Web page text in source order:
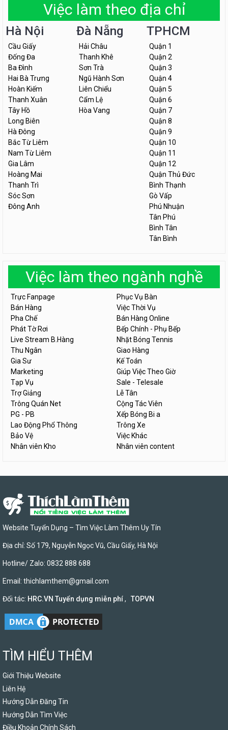
Việc làm theo địa chỉ
Hà Nội
Cầu Giấy
Đống Đa
Ba Đình
Hai Bà Trưng
Hoàn Kiếm
Thanh Xuân
Tây Hồ
Long Biên
Hà Đông
Bắc Từ Liêm
Nam Từ Liêm
Gia Lâm
Hoàng Mai
Thanh Trì
Sóc Sơn
Đông Anh
Đà Nẵng
Hải Châu
Thanh Khê
Sơn Trà
Ngũ Hành Sơn
Liên Chiểu
Cẩm Lệ
Hòa Vang
TPHCM
Quận 1
Quận 2
Quận 3
Quận 4
Quận 5
Quận 6
Quận 7
Quận 8
Quận 9
Quận 10
Quận 11
Quận 12
Quận Thủ Đức
Bình Thạnh
Gò Vấp
Phú Nhuận
Tân Phú
Bình Tân
Tân Bình
Việc làm theo ngành nghề
Trực Fanpage
Phục Vụ Bàn
Bán Hàng
Việc Thời Vụ
Pha Chế
Bán Hàng Online
Phát Tờ Rơi
Bếp Chính - Phụ Bếp
Live Stream B.Hàng
Nhặt Bóng Tennis
Thu Ngân
Giao Hàng
Gia Sư
Kế Toán
Marketing
Giúp Việc Theo Giờ
Tạp Vụ
Sale - Telesale
Trợ Giảng
Lễ Tân
Trông Quán Net
Cộng Tác Viên
PG - PB
Xếp Bóng Bi a
Lao Động Phổ Thông
Trông Xe
Bảo Vệ
Việc Khác
Nhân viên Kho
Nhân viên content
Website Tuyển Dụng – Tìm Việc Làm Thêm Uy Tín
Địa chỉ: Số 179, Nguyễn Ngọc Vũ, Cầu Giấy, Hà Nội
Hotline/ Zalo: 0832 888 688
Email: thichlamthem@gmail.com
Đối tác: HRC.VN Tuyển dụng miễn phí, TOPVN
TÌM HIỂU THÊM
Giới Thiệu Website
Liên Hệ
Hướng Dẫn Đăng Tin
Hướng Dẫn Tìm Việc
Điều Khoản Chính Sách